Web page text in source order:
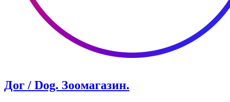
Дог / Dog. Зоомагазин.